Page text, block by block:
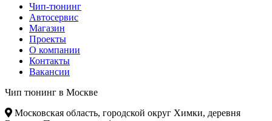
Чип-тюнинг
Автосервис
Магазин
Проекты
О компании
Контакты
Вакансии
Чип тюнинг в Москве
Московская область, городской округ Химки, деревня